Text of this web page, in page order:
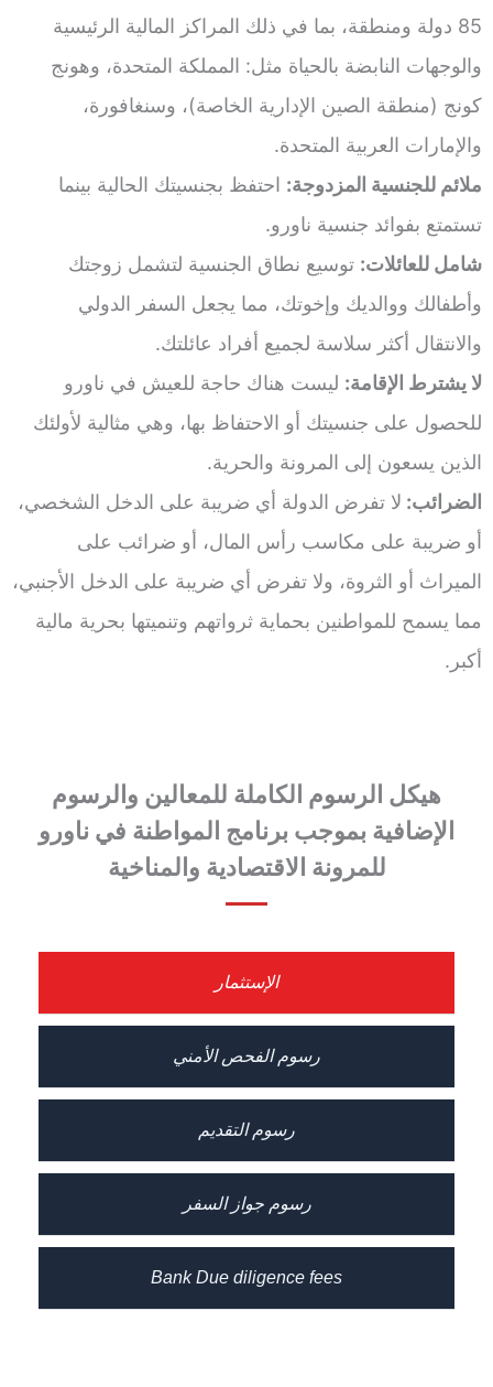
85 دولة ومنطقة، بما في ذلك المراكز المالية الرئيسية
والوجهات النابضة بالحياة مثل: المملكة المتحدة، وهونج
كونج (منطقة الصين الإدارية الخاصة)، وسنغافورة،
والإمارات العربية المتحدة.
ملائم للجنسية المزدوجة: احتفظ بجنسيتك الحالية بينما
تستمتع بفوائد جنسية ناورو.
شامل للعائلات: توسيع نطاق الجنسية لتشمل زوجتك
وأطفالك ووالديك وإخوتك، مما يجعل السفر الدولي
والانتقال أكثر سلاسة لجميع أفراد عائلتك.
لا يشترط الإقامة: ليست هناك حاجة للعيش في ناورو
للحصول على جنسيتك أو الاحتفاظ بها، وهي مثالية لأولئك
الذين يسعون إلى المرونة والحرية.
الضرائب: لا تفرض الدولة أي ضريبة على الدخل الشخصي،
أو ضريبة على مكاسب رأس المال، أو ضرائب على
الميراث أو الثروة، ولا تفرض أي ضريبة على الدخل الأجنبي،
مما يسمح للمواطنين بحماية ثرواتهم وتنميتها بحرية مالية
أكبر.
هيكل الرسوم الكاملة للمعالين والرسوم
الإضافية بموجب برنامج المواطنة في ناورو
للمرونة الاقتصادية والمناخية
الإستثمار
رسوم الفحص الأمني
رسوم التقديم
رسوم جواز السفر
Bank Due diligence fees